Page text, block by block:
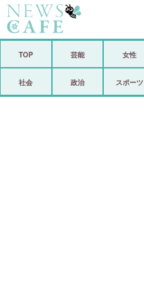
TOP 芸能 女性
社会 政治 スポーツ